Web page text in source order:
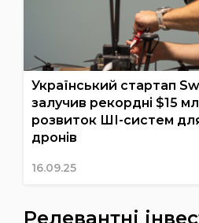
Український стартап
залучив рекордні $15
розвиток ШІ-систем
дронів
16.09.25
Релевантні